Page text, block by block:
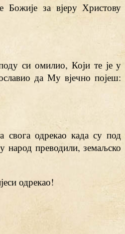
Божије за вјеру Христову
си омилио, Који те је у
да Му вјечно појеш:
свога одрекао када су под
народ преводили, земаљско
одрекао!